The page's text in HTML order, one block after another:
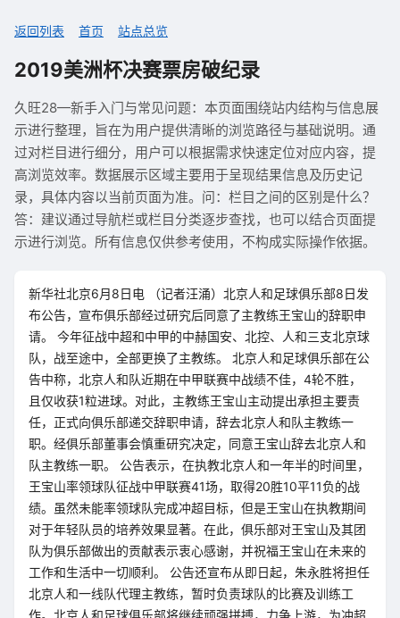
返回列表 首页 站点总览
2019美洲杯决赛票房破纪录
久旺28—新手入门与常见问题：本页面围绕站内结构与信息展
示进行整理，旨在为用户提供清晰的浏览路径与基础说明。通
过对栏目进行细分，用户可以根据需求快速定位对应内容，提
高浏览效率。数据展示区域主要用于呈现结果信息及历史记
录，具体内容以当前页面为准。问：栏目之间的区别是什么？
答：建议通过导航栏或栏目分类逐步查找，也可以结合页面提
示进行浏览。所有信息仅供参考使用，不构成实际操作依据。
新华社北京6月8日电 （记者汪涌）北京人和足球俱乐部8日发
布公告，宣布俱乐部经过研究后同意了主教练王宝山的辞职申
请。 今年征战中超和中甲的中赫国安、北控、人和三支北京球
队，战至途中，全部更换了主教练。 北京人和足球俱乐部在公
告中称，北京人和队近期在中甲联赛中战绩不佳，4轮不胜，
且仅收获1粒进球。对此，主教练王宝山主动提出承担主要责
任，正式向俱乐部递交辞职申请，辞去北京人和队主教练一
职。经俱乐部董事会慎重研究决定，同意王宝山辞去北京人和
队主教练一职。 公告表示，在执教北京人和一年半的时间里，
王宝山率领球队征战中甲联赛41场，取得20胜10平11负的战
绩。虽然未能率领球队完成冲超目标，但是王宝山在执教期间
对于年轻队员的培养效果显著。在此，俱乐部对王宝山及其团
队为俱乐部做出的贡献表示衷心感谢，并祝福王宝山在未来的
工作和生活中一切顺利。 公告还宣布从即日起，朱永胜将担任
北京人和一线队代理主教练，暂时负责球队的比赛及训练工
作。北京人和足球俱乐部将继续顽强拼搏，力争上游，为冲超